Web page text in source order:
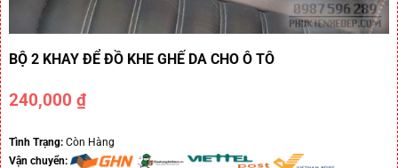
BỘ 2 KHAY ĐỂ ĐỒ KHE GHẾ DA CHO Ô TÔ
240,000₫
Tình Trạng:Còn Hàng
Vận chuyển: